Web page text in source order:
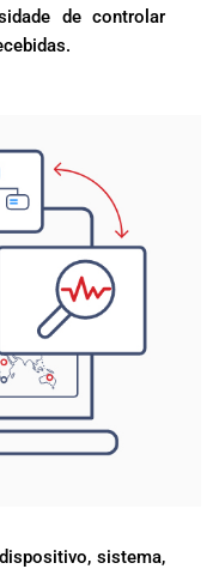
de controlar
sistema,